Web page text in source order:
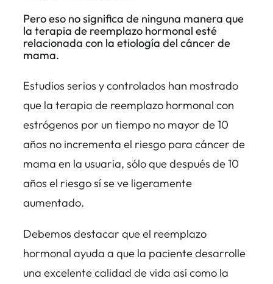
Pero eso no significa de ninguna manera que
la terapia de reemplazo hormonal esté
relacionada con la etiología del cáncer de
mama.
Estudios serios y controlados han mostrado
que la terapia de reemplazo hormonal con
estrógenos por un tiempo no mayor de 10
años no incrementa el riesgo para cáncer de
mama en la usuaria, sólo que después de 10
años el riesgo sí se ve ligeramente
aumentado.
Debemos destacar que el reemplazo
hormonal ayuda a que la paciente desarrolle
una excelente calidad de vida así como la